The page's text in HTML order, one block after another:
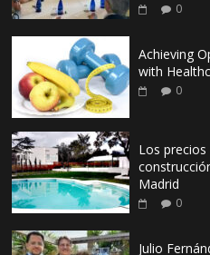
0
Achieving
with
0
Los
Madrid
0
Julio